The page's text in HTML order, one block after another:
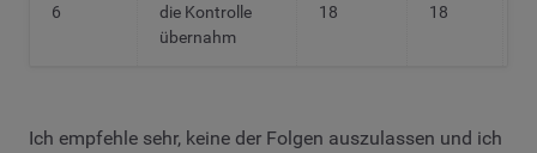
6
die Kontrolle
übernahm
18 18
Ich empfehle sehr, keine der Folgen auszulassen und ich